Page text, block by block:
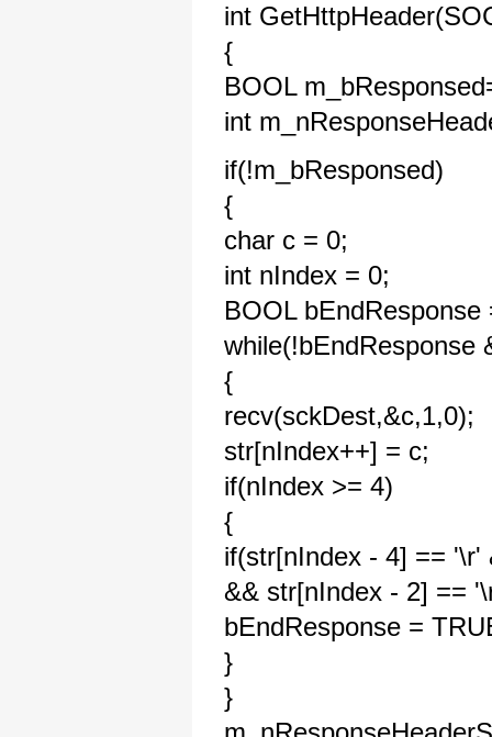
int
{
BOOL
int
if(!m_bResponsed)
{
char c = 0;
int nIndex = 0;
BOOL bEndResponse
while(!bEndResponse
{
recv(sckDest,&c,1,0);
str[nIndex++] = c;
if(nIndex >= 4)
{
if(str[nIndex - 4] ==
&& str[nIndex - 2] ==
bEndResponse =
}
}